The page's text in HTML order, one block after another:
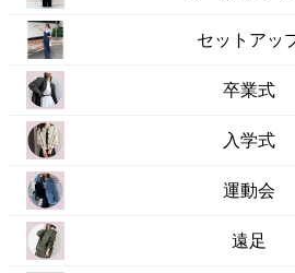
セットアッ
卒業式
入学式
運動会
遠足